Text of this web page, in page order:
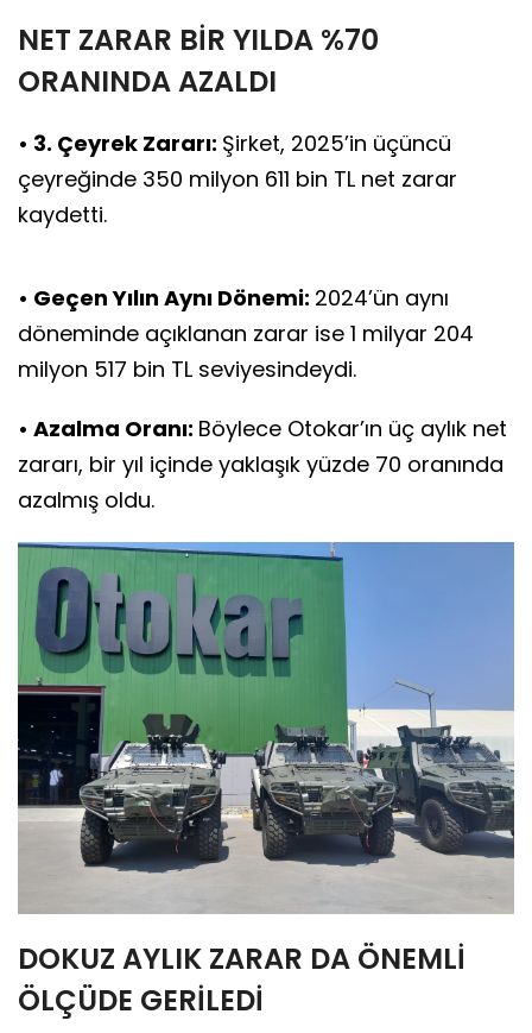
NET ZARAR BİR YILDA %70
ORANINDA AZALDI
• 3. Çeyrek Zararı: Şirket, 2025’in üçüncü
çeyreğinde 350 milyon 611 bin TL net zarar
kaydetti.
• Geçen Yılın Aynı Dönemi: 2024’ün aynı
döneminde açıklanan zarar ise 1 milyar 204
milyon 517 bin TL seviyesindeydi.
• Azalma Oranı: Böylece Otokar’ın üç aylık net
zararı, bir yıl içinde yaklaşık yüzde 70 oranında
azalmış oldu.
DOKUZ AYLIK ZARAR DA ÖNEMLİ
ÖLÇÜDE GERİLEDİ